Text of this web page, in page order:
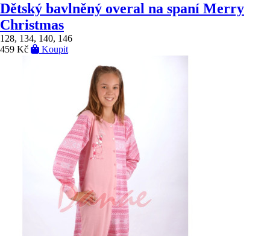
Dětský bavlněný overal na spaní Merry
Christmas
128, 134, 140, 146
459 Kč
Koupit